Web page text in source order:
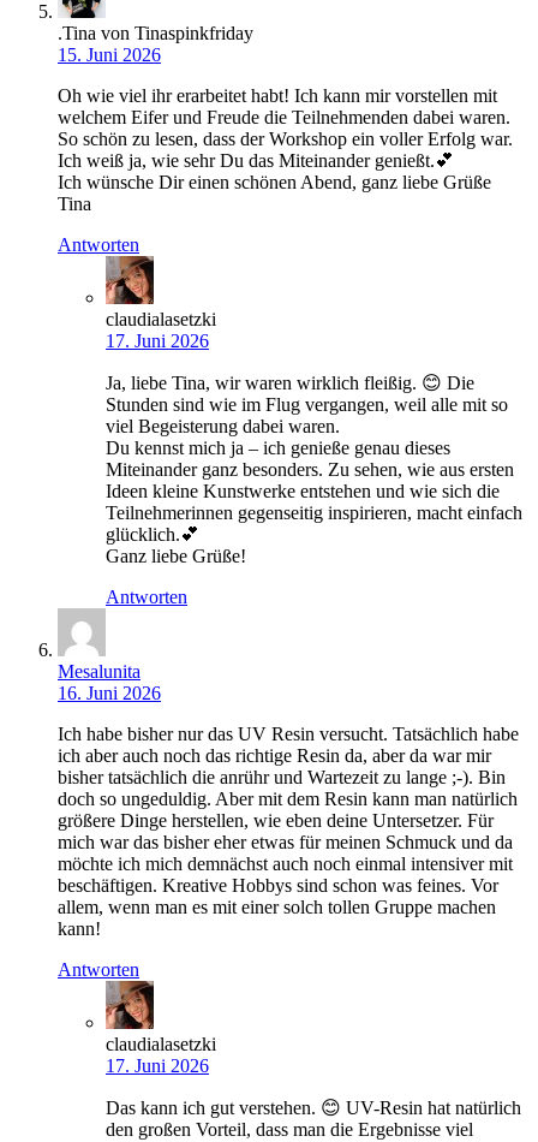
.Tina von Tinaspinkfriday
15. Juni 2026
Oh wie viel ihr erarbeitet habt! Ich kann mir vorstellen mit
welchem Eifer und Freude die Teilnehmenden dabei waren.
So schön zu lesen, dass der Workshop ein voller Erfolg war.
Ich weiß ja, wie sehr Du das Miteinander genießt.💕
Ich wünsche Dir einen schönen Abend, ganz liebe Grüße
Tina
Antworten
claudialasetzki
17. Juni 2026
Ja, liebe Tina, wir waren wirklich fleißig. 😊 Die
Stunden sind wie im Flug vergangen, weil alle mit so
viel Begeisterung dabei waren.
Du kennst mich ja – ich genieße genau dieses
Miteinander ganz besonders. Zu sehen, wie aus ersten
Ideen kleine Kunstwerke entstehen und wie sich die
Teilnehmerinnen gegenseitig inspirieren, macht einfach
glücklich.💕
Ganz liebe Grüße!
Antworten
Mesalunita
16. Juni 2026
Ich habe bisher nur das UV Resin versucht. Tatsächlich habe
ich aber auch noch das richtige Resin da, aber da war mir
bisher tatsächlich die anrühr und Wartezeit zu lange ;-). Bin
doch so ungeduldig. Aber mit dem Resin kann man natürlich
größere Dinge herstellen, wie eben deine Untersetzer. Für
mich war das bisher eher etwas für meinen Schmuck und da
möchte ich mich demnächst auch noch einmal intensiver mit
beschäftigen. Kreative Hobbys sind schon was feines. Vor
allem, wenn man es mit einer solch tollen Gruppe machen
kann!
Antworten
claudialasetzki
17. Juni 2026
Das kann ich gut verstehen. 😊 UV-Resin hat natürlich
den großen Vorteil, dass man die Ergebnisse viel